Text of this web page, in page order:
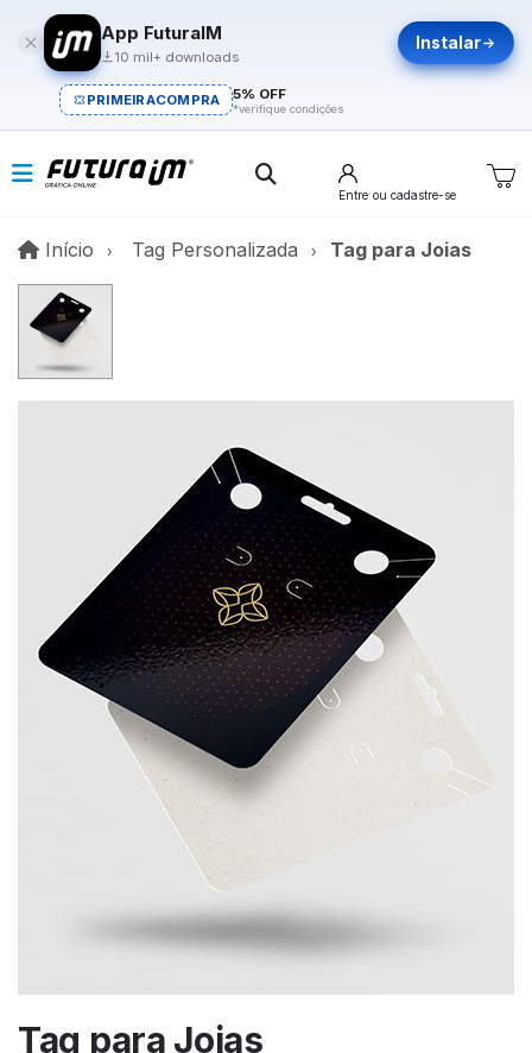
App FuturaIM
10 mil+ downloads
Instalar
PRIMEIRACOMPRA 5% OFF
*verifique condições
Entre ou cadastre-se
Início InícioTag Personalizada Tag para Joias
Tag para Joias